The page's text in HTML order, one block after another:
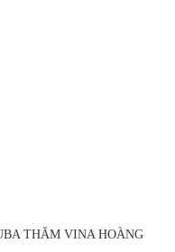
THĂM VINA HOÀNG